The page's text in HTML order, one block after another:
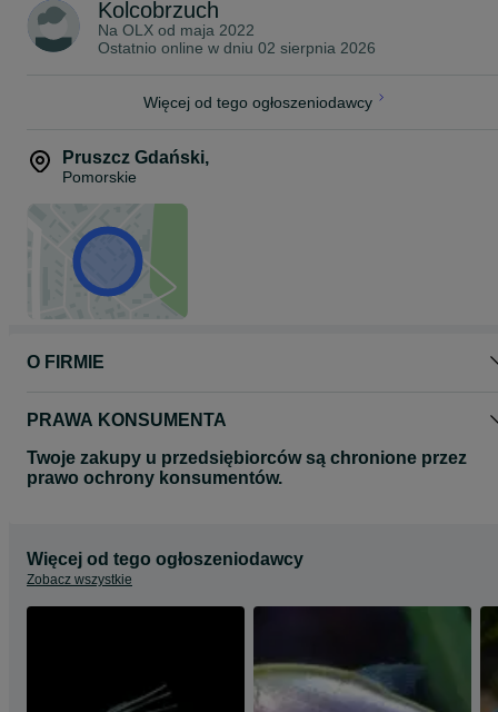
umożliwiają nam legalny przewóz żywych zwierząt.
Koszt wysyłki:
Kolcobrzuch
Na OLX od maja 2022
Ostatnio online w dniu 02 sierpnia 2026
Więcej od tego ogłoszeniodawcy
Pruszcz Gdański,
Pomorskie
O FIRMIE
PRAWA KONSUMENTA
Twoje zakupy u przedsiębiorców są chronione przez
prawo ochrony konsumentów.
Więcej od tego ogłoszeniodawcy
Zobacz wszystkie